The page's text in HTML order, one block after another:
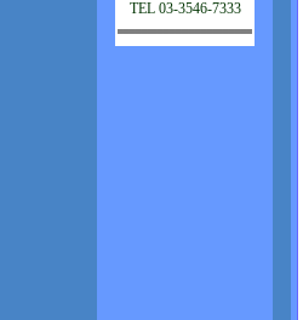
TEL 03-3546-7333